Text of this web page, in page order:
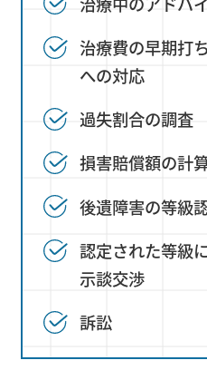
治療費の早期打
への対応
過失割合の調査
損害賠償額の計
後遺障害の等級
認定された等級
示談交渉
訴訟